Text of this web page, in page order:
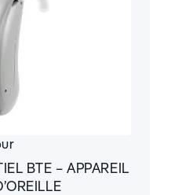
BTE – APPAREIL